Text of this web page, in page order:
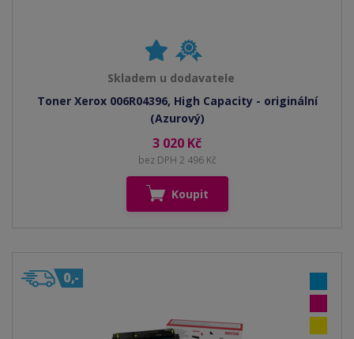
Skladem u dodavatele
Toner Xerox 006R04396, High Capacity - originální
(Azurový)
3 020 Kč
bez DPH 2 496 Kč
Koupit